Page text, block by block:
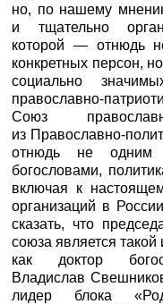
но, по нашему
и тщательно
которой — отнюдь
конкретных персон,
социально
православно-
Союз
из Православно-
отнюдь не
богословами,
включая к
организаций в
сказать, что
союза является
как доктор
Владислав
лидер блока